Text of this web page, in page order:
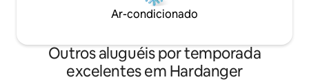
Ar-condicionado
Outros aluguéis por temporada
excelentes em Hardanger